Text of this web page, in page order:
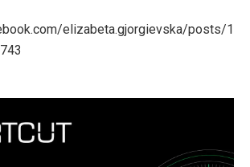
elizabeta.gjorgievska/posts/1